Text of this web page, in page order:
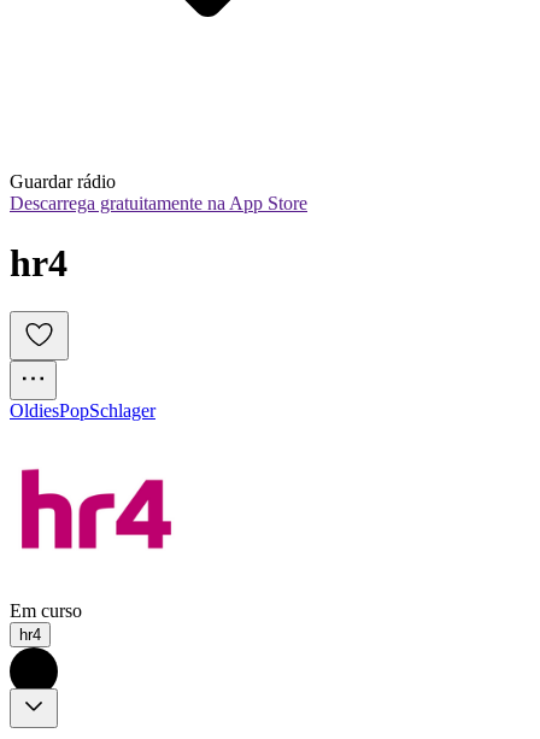
Guardar rádio
Descarrega gratuitamente na App Store
hr4
OldiesPopSchlager
Em curso
hr4